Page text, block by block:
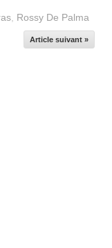
Rossy De Palma
Article suivant »